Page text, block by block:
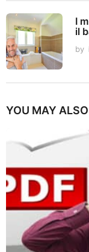
I
il
by
YOU MAY